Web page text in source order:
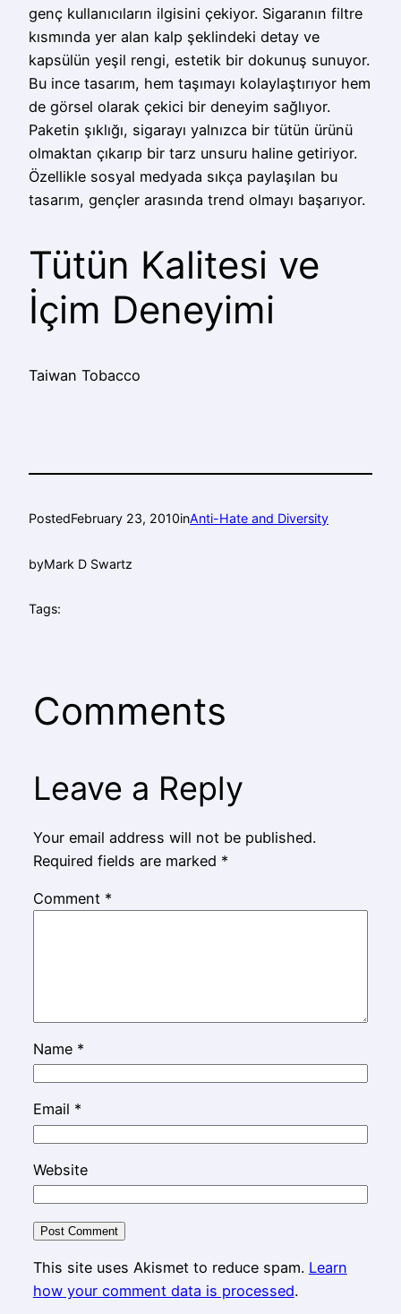
genç kullanıcıların ilgisini çekiyor. Sigaranın filtre
kısmında yer alan kalp şeklindeki detay ve
kapsülün yeşil rengi, estetik bir dokunuş sunuyor.
Bu ince tasarım, hem taşımayı kolaylaştırıyor hem
de görsel olarak çekici bir deneyim sağlıyor.
Paketin şıklığı, sigarayı yalnızca bir tütün ürünü
olmaktan çıkarıp bir tarz unsuru haline getiriyor.
Özellikle sosyal medyada sıkça paylaşılan bu
tasarım, gençler arasında trend olmayı başarıyor.
Tütün Kalitesi ve
İçim Deneyimi
Taiwan Tobacco
PostedFebruary 23, 2010inAnti-Hate and Diversity
byMark D Swartz
Tags:
Comments
Leave a Reply
Your email address will not be published.
Required fields are marked *
Comment *
Name *
Email *
Website
This site uses Akismet to reduce spam. Learn
how your comment data is processed.